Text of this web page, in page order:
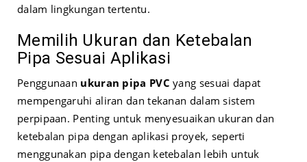
dalam lingkungan tertentu.
Memilih Ukuran dan Ketebalan
Pipa Sesuai Aplikasi
Penggunaan ukuran pipa PVC yang sesuai dapat
mempengaruhi aliran dan tekanan dalam sistem
perpipaan. Penting untuk menyesuaikan ukuran dan
ketebalan pipa dengan aplikasi proyek, seperti
menggunakan pipa dengan ketebalan lebih untuk